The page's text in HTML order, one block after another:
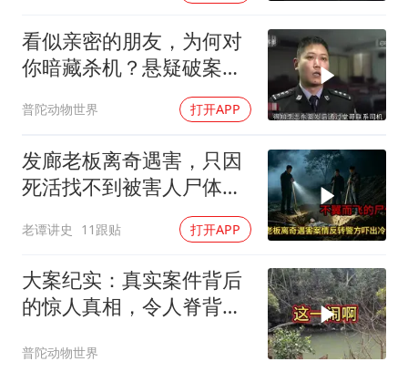
看似亲密的朋友，为何对
你暗藏杀机？悬疑破案揭
普陀动物世界 打开APP
发廊老板离奇遇害，只因
死活找不到被害人尸体，
只能将嫌疑人全都释放
老谭讲史 11跟贴 打开APP
大案纪实：真实案件背后
的惊人真相，令人脊背发
普陀动物世界